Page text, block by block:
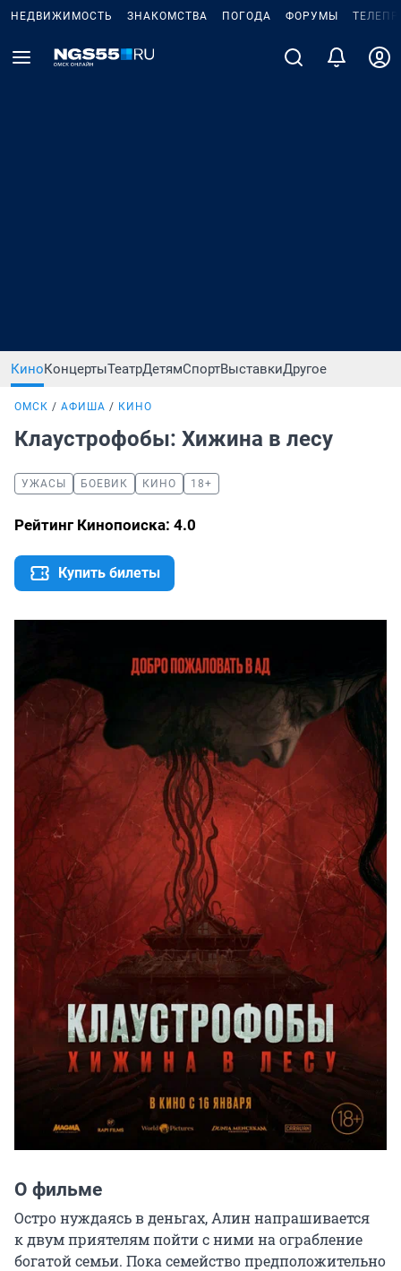
НЕДВИЖИМОСТЬ ЗНАКОМСТВА ПОГОДА ФОРУМЫ
КиноКонцертыТеатрДетямСпортВыставкиДругое
ОМСК АФИША КИНО
Клаустрофобы: Хижина в лесу
УЖАСЫ БОЕВИК КИНО 18+
Рейтинг Кинопоиска: 4.0
Купить билеты
О фильме
Остро нуждаясь в деньгах, Алин напрашивается
к двум приятелям пойти с ними на ограбление
богатой семьи. Пока семейство предположительно